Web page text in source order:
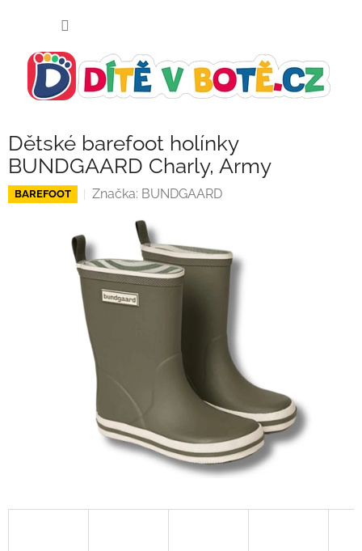
Dětské barefoot holínky
BUNDGAARD Charly, Army
BAREFOOT Značka: BUNDGAARD